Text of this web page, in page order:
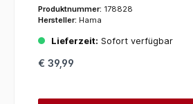
Produktnummer: 178828
Hersteller: Hama
Lieferzeit: Sofort verfügbar
€ 39,99